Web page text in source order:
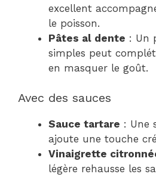
excellent
le poisson.
Pâtes al dente : Un
simples peut
en masquer le goût.
Avec des sauces
Sauce tartare : Une
ajoute une touche
Vinaigrette
légère rehausse les